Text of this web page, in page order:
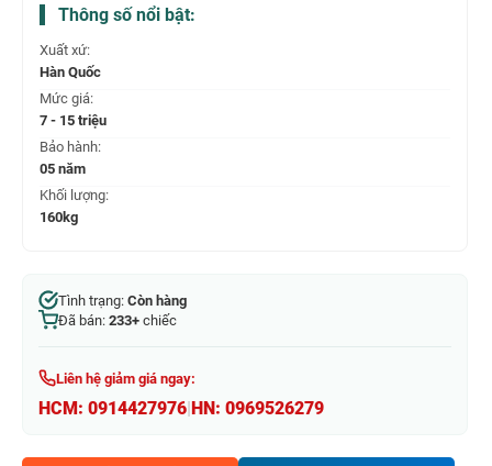
Thông số nổi bật:
Xuất xứ:
Hàn Quốc
Mức giá:
7 - 15 triệu
Bảo hành:
05 năm
Khối lượng:
160kg
Tình trạng: Còn hàng
Đã bán: 233+ chiếc
Liên hệ giảm giá ngay:
HCM: 0914427976 HN: 0969526279